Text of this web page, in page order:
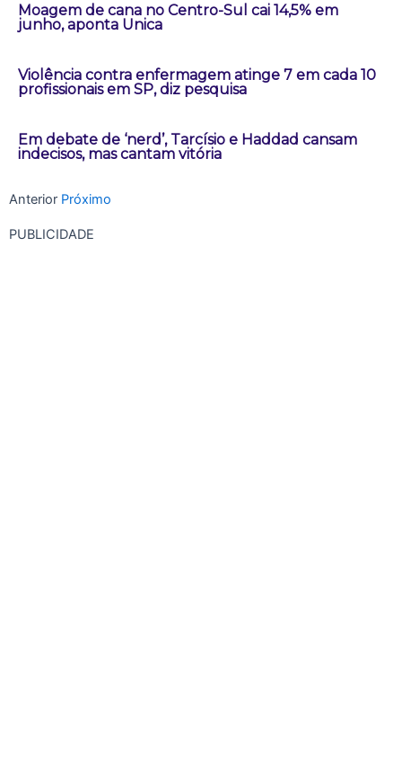
Moagem de cana no Centro-Sul cai 14,5% em
junho, aponta Unica
Violência contra enfermagem atinge 7 em cada 10
profissionais em SP, diz pesquisa
Em debate de ‘nerd’, Tarcísio e Haddad cansam
indecisos, mas cantam vitória
Anterior Próximo
PUBLICIDADE